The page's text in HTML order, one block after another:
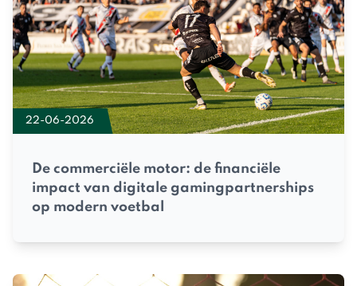
22-06-2026
De commerciële motor: de financiële
impact van digitale gamingpartnerships
op modern voetbal